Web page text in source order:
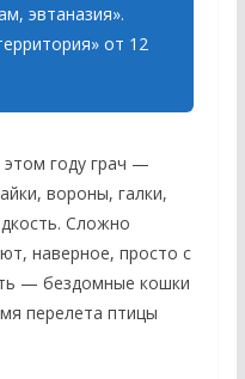
эвтаназия».
от 12
году грач —
вороны, галки,
Сложно
наверное, просто с
— бездомные кошки
перелета птицы